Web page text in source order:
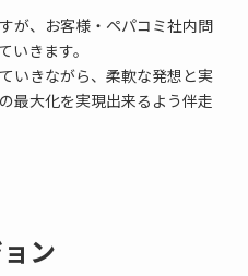
が、お客様・ペパコミ社内問
いきます。
いきながら、柔軟な発想と実
最大化を実現出来るよう伴走
ン